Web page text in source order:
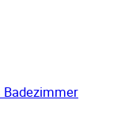
Badezimmer